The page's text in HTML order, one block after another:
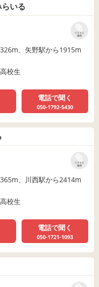
いる
リストに
保存
、矢野駅から1915m
校生
電話で聞く
050-1792-5430
リストに
保存
、川西駅から2414m
校生
電話で聞く
050-1721-1093